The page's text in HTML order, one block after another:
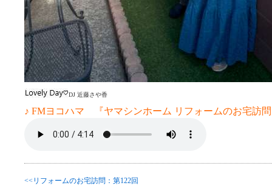
DJ 近藤さや香
♪ FMヨコハマ 『ヤマシンホーム リフォームのお宅訪
<<リフォームのお宅訪問：第122回